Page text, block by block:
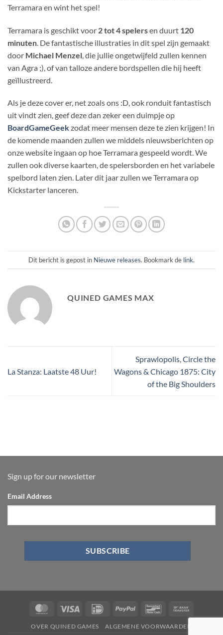
Terramara en wint het spel!
Terramara is geschikt voor 2 tot 4 spelersen duurt 120
minuten . De fantastische illustraties in dit spel zijn gemaakt
door Michael Menzel , die jullie ongetwijfeld zullen kennen
van Agra ;), of van talloze andere bordspellen die hij heeft
geïllustreerd.
Als je deze cover er, net zoals ons :D, ook ronduit fantastisch
uit vindt zien, geef deze dan zeker een duimpje op
BoardGameGeekzodat meer mensen deze te zien krijgen! In
de komende maanden zullen we middels nieuwsberichten op
onze website ingaan op hoe Terramara gespeeld wordt. We
zullen ook diverse kaarten, de spelersborden en het variabele
spelbord laten zien. Later dit jaar zullen we Terramara op
Kickstarter lanceren.
Dit bericht is gepost in Nieuwe releases. Bookmark de link.
QUINED GAMES MAX
La Stanza: Laatste 48 Uur!
Sprawlopolis, Circle the
Wagons & Chicago 1875: City
of the Big Shoulders
Sign up for our newsletter
Email Address
OVER QUINED GAMES ALGEMENE VOORWAARDEN